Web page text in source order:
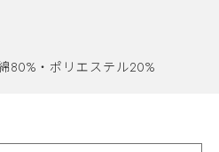
80%・ポリエステル20%